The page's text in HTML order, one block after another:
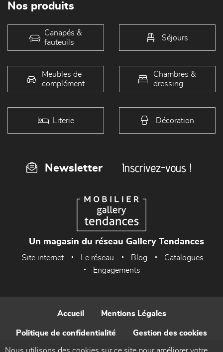
Nos produits
Canapés &
fauteuils
Séjours
Meubles de
complément
Chambres &
dressing
Literie Décoration
Newsletter Inscrivez-vous !
Un magasin du réseau Gallery Tendances
Site internet Le réseau Blog
Catalogues
Engagements
Accueil Mentions Légales
Politique de confidentialité Gestion des cookies